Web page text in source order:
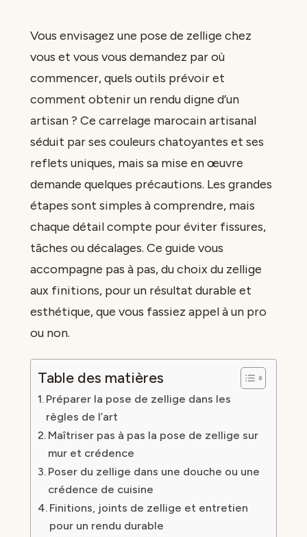
Vous envisagez une pose de zellige chez
vous et vous vous demandez par où
commencer, quels outils prévoir et
comment obtenir un rendu digne d’un
artisan ? Ce carrelage marocain artisanal
séduit par ses couleurs chatoyantes et ses
reflets uniques, mais sa mise en œuvre
demande quelques précautions. Les grandes
étapes sont simples à comprendre, mais
chaque détail compte pour éviter fissures,
tâches ou décalages. Ce guide vous
accompagne pas à pas, du choix du zellige
aux finitions, pour un résultat durable et
esthétique, que vous fassiez appel à un pro
ou non.
Table des matières
Préparer la pose de zellige dans les
règles de l’art
Maîtriser pas à pas la pose de zellige sur
mur et crédence
Poser du zellige dans une douche ou une
crédence de cuisine
Finitions, joints de zellige et entretien
pour un rendu durable